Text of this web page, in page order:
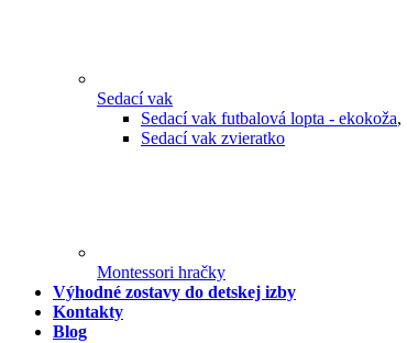
Sedací vak
Sedací vak futbalová lopta - ekokoža,
Sedací vak zvieratko
Montessori hračky
Výhodné zostavy do detskej izby
Kontakty
Blog